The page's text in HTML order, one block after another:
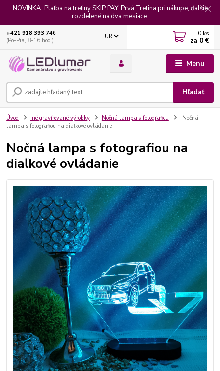
NOVINKA: Platba na tretiny SKIP PAY. Prvá Tretina pri nákupe, ďalšie
rozdelené na dva mesiace.
Menu
EUR
Hľadať
+421 918 393 746
(Po-Pia, 8-16 hod.)
0 ks
za 0 €
Úvod Iné gravírované výrobky Nočná lampa s fotografiou
Nočná
lampa s fotografiou na diaľkové ovládanie
Nočná lampa s fotografiou na
diaľkové ovládanie